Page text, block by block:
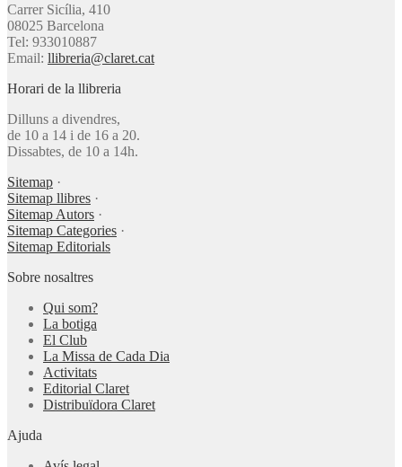
Carrer Sicília, 410
08025 Barcelona
Tel: 933010887
Email: llibreria@claret.cat
Horari de la llibreria
Dilluns a divendres,
de 10 a 14 i de 16 a 20.
Dissabtes, de 10 a 14h.
Sitemap ·
Sitemap llibres ·
Sitemap Autors ·
Sitemap Categories ·
Sitemap Editorials
Sobre nosaltres
Qui som?
La botiga
El Club
La Missa de Cada Dia
Activitats
Editorial Claret
Distribuïdora Claret
Ajuda